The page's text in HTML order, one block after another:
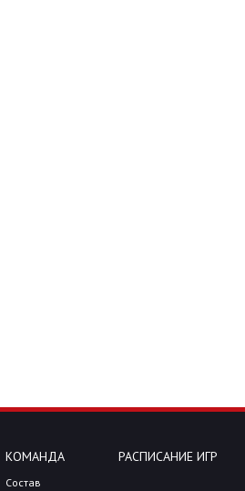
КОМАНДА
Состав
РАСПИСАНИЕ ИГР